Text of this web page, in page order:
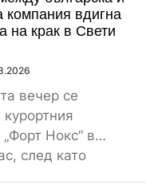
компания вдигна
на крак в Свети
вечер се
курортния
Нокс“ в
след като